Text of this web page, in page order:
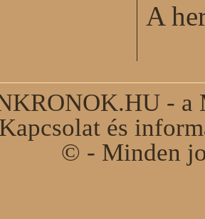
A
- a
Kapcsolat és
© - Minden